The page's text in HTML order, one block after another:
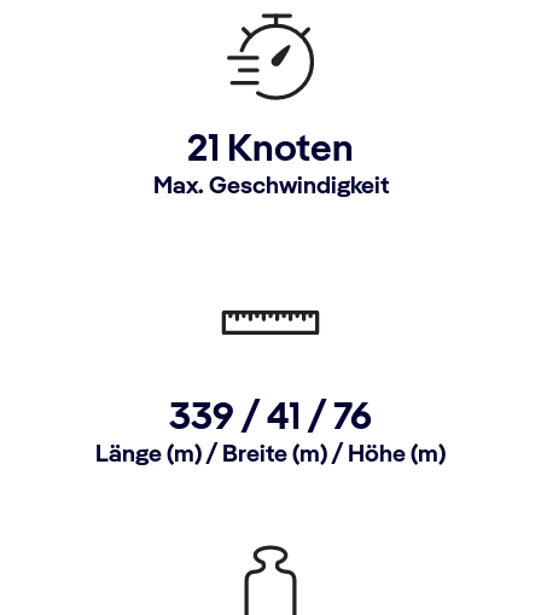
21 Knoten
Max. Geschwindigkeit
339 / 41 / 76
Länge (m) / Breite (m) / Höhe (m)